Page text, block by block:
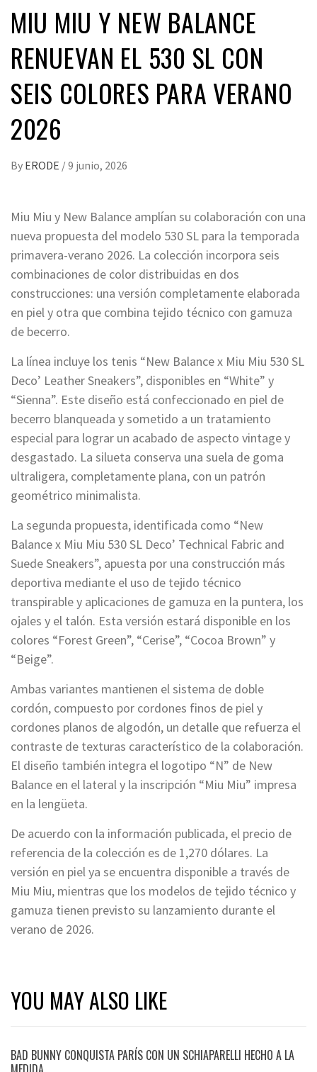
MIU MIU Y NEW BALANCE
RENUEVAN EL 530 SL CON
SEIS COLORES PARA VERANO
2026
By ERODE /9 junio, 2026
Miu Miu y New Balance amplían su colaboración con una
nueva propuesta del modelo 530 SL para la temporada
primavera-verano 2026. La colección incorpora seis
combinaciones de color distribuidas en dos
construcciones: una versión completamente elaborada
en piel y otra que combina tejido técnico con gamuza
de becerro.
La línea incluye los tenis “New Balance x Miu Miu 530 SL
Deco’ Leather Sneakers”, disponibles en “White” y
“Sienna”. Este diseño está confeccionado en piel de
becerro blanqueada y sometido a un tratamiento
especial para lograr un acabado de aspecto vintage y
desgastado. La silueta conserva una suela de goma
ultraligera, completamente plana, con un patrón
geométrico minimalista.
La segunda propuesta, identificada como “New
Balance x Miu Miu 530 SL Deco’ Technical Fabric and
Suede Sneakers”, apuesta por una construcción más
deportiva mediante el uso de tejido técnico
transpirable y aplicaciones de gamuza en la puntera, los
ojales y el talón. Esta versión estará disponible en los
colores “Forest Green”, “Cerise”, “Cocoa Brown” y
“Beige”.
Ambas variantes mantienen el sistema de doble
cordón, compuesto por cordones finos de piel y
cordones planos de algodón, un detalle que refuerza el
contraste de texturas característico de la colaboración.
El diseño también integra el logotipo “N” de New
Balance en el lateral y la inscripción “Miu Miu” impresa
en la lengüeta.
De acuerdo con la información publicada, el precio de
referencia de la colección es de 1,270 dólares. La
versión en piel ya se encuentra disponible a través de
Miu Miu, mientras que los modelos de tejido técnico y
gamuza tienen previsto su lanzamiento durante el
verano de 2026.
YOU MAY ALSO LIKE
BAD BUNNY CONQUISTA PARÍS CON UN SCHIAPARELLI HECHO A LA